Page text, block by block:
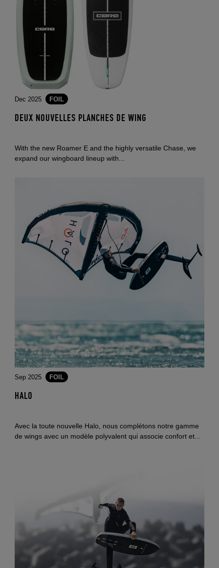
Dec 2025 FOIL
DEUX NOUVELLES PLANCHES DE WING
With the new Roamer E and the highly versatile Chase, we
expand our wingboard lineup with...
Sep 2025 FOIL
HALO
Avec la toute nouvelle Halo, nous complétons notre gamme
de wings avec un modèle polyvalent qui associe confort et...